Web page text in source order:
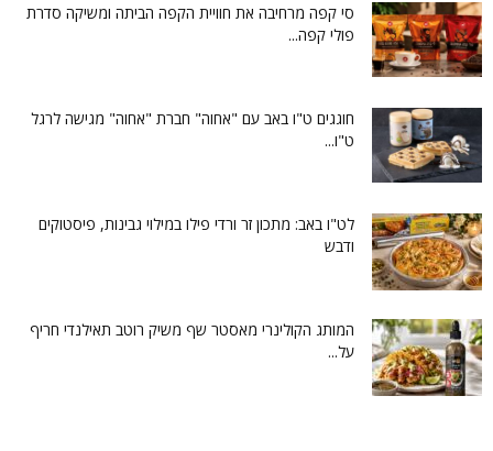
סי קפה מרחיבה את חוויית הקפה הביתה ומשיקה סדרת
פולי קפה...
חוגגים ט"ו באב עם "אחוה" חברת "אחוה" מגישה לרגל
ט"ו...
לט"ו באב: מתכון זר ורדי פילו במילוי גבינות, פיסטוקים
ודבש
המותג הקולינרי מאסטר שף משיק רוטב תאילנדי חריף
על...